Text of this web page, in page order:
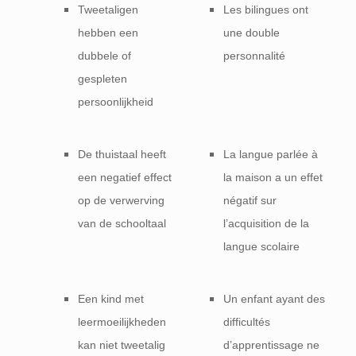
Tweetaligen
hebben een
dubbele of
gespleten
persoonlijkheid
Les bilingues ont
une double
personnalité
De thuistaal heeft
een negatief effect
op de verwerving
van de schooltaal
La langue parlée à
la maison a un effet
négatif sur
l’acquisition de la
langue scolaire
Een kind met
leermoeilijkheden
kan niet tweetalig
Un enfant ayant des
difficultés
d’apprentissage ne